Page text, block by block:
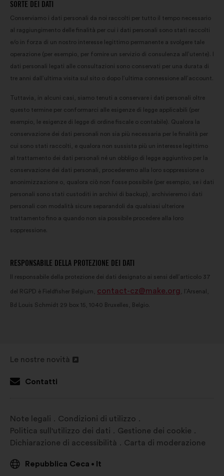
SORTE DEI DATI
Conserviamo i dati personali da noi raccolti per tutto il tempo necessario
al raggiungimento delle finalità per cui i dati personali sono stati raccolti
e/o in forza di un nostro interesse legittimo permanente a svolgere tale
operazione (per esempio, per fornire un servizio di consulenza all’utente). I
dati personali legati alle consultazioni sono conservati per una durata di
tre anni dall’ultima visita sul sito o dopo l’ultima connessione all’account.
Tuttavia, in alcuni casi, siamo tenuti a conservare i dati personali oltre
questo termine per conformarci alle esigenze di legge applicabili (per
esempio, le esigenze di legge di ordine fiscale o contabile). Qualora la
conservazione dei dati personali non sia più necessaria per le finalità per
cui sono stati raccolti, e qualora non sussista più un interesse legittimo
al trattamento dei dati personali né un obbligo di legge aggiuntivo per la
conservazione dei dati personali, procederemo alla loro soppressione o
anonimizzazione o, qualora ciò non fosse possibile (per esempio, se i dati
personali sono stati custoditi in archivi di backup), archivieremo i dati
personali con modalità sicure separandoli da qualsiasi ulteriore
trattamento fino a quando non sia possibile procedere alla loro
soppressione.
RESPONSABILE DELLA PROTEZIONE DEI DATI
Il responsabile della protezione dei dati designato ai sensi dell’articolo 37
del RGPD è Fieldfisher Belgium, contact-cz@make.org , l’Arsenal,
Bd Louis Schmidt 29 box 15, 1040 Bruxelles, Belgio.
Le nostre novità
in
Contatti
Note legali
Condizioni di utilizzo
Politica sull'utilizzo dei dati
Gestione dei cookie
Dichiarazione di accessibilità
Carta di moderazione
Repubblica Ceca • It